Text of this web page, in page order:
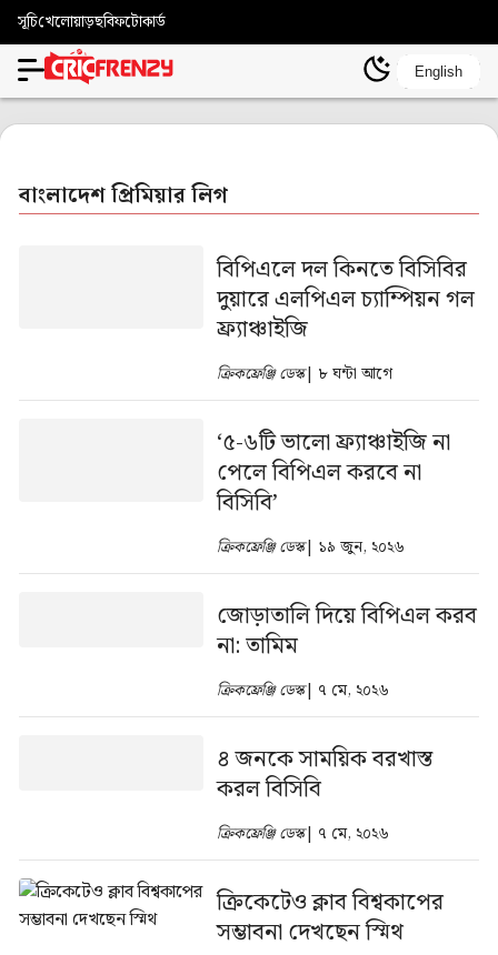
সূচিখেলোয়াড়ছবিফটোকার্ড
English
বাংলাদেশ প্রিমিয়ার লিগ
বিপিএলে দল কিনতে বিসিবির
দুয়ারে এলপিএল চ্যাম্পিয়ন গল
ফ্র্যাঞ্চাইজি
ক্রিকফ্রেঞ্জি ডেস্ক| ৮ ঘন্টা আগে
‘৫-৬টি ভালো ফ্র্যাঞ্চাইজি না
পেলে বিপিএল করবে না
বিসিবি’
ক্রিকফ্রেঞ্জি ডেস্ক| ১৯ জুন, ২০২৬
জোড়াতালি দিয়ে বিপিএল করব
না: তামিম
ক্রিকফ্রেঞ্জি ডেস্ক| ৭ মে, ২০২৬
৪ জনকে সাময়িক বরখাস্ত
করল বিসিবি
ক্রিকফ্রেঞ্জি ডেস্ক| ৭ মে, ২০২৬
ক্রিকেটেও ক্লাব বিশ্বকাপের
সম্ভাবনা দেখছেন স্মিথ